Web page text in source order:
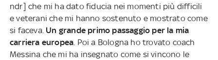
ndr] che mi ha dato fiducia nei momenti più difficili
e veterani che mi hanno sostenuto e mostrato come
si faceva. Un grande primo passaggio per la mia
carriera europea . Poi a Bologna ho trovato coach
Messina che mi ha insegnato come si vincono le